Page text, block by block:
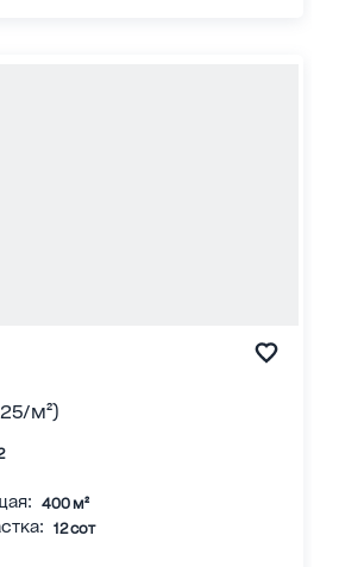
м²)
400 м²
12 сот